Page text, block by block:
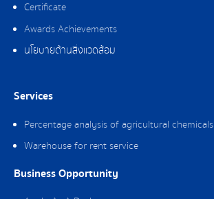
Certificate
Awards Achievements
นโยบายด้านสิ่งแวดล้อม
Services
Percentage analysis of agricultural chemicals
Warehouse for rent service
Business Opportunity